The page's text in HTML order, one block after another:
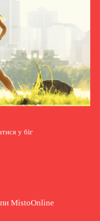
у біг
MistoOnline